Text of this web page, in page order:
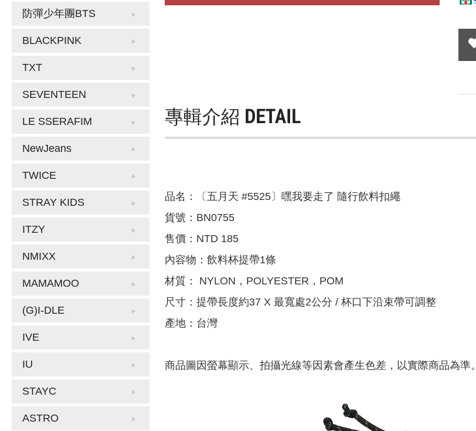
防彈少年團BTS
BLACKPINK
TXT
SEVENTEEN
LE SSERAFIM
NewJeans
TWICE
STRAY KIDS
ITZY
NMIXX
MAMAMOO
(G)I-DLE
IVE
IU
STAYC
ASTRO
專輯介紹 DETAIL
品名：〔五月天 #5525〕嘿我要走了 隨行飲料扣繩
貨號：BN0755
售價：NTD 185
內容物：飲料杯提帶1條
材質： NYLON，POLYESTER，POM
尺寸：提帶長度約37 X 最寬處2公分 / 杯口下沿束帶可調整
產地：台灣
商品圖因螢幕顯示、拍攝光線等因素會產生色差，以實際商品為準。